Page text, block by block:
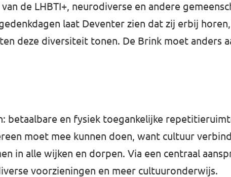
de LHBTI+, neurodiverse en andere
laat Deventer zien dat zij erbij
deze diversiteit tonen. De Brink moet anders
betaalbare en fysiek toegankelijke
moet mee kunnen doen, want cultuur
in alle wijken en dorpen. Via een centraal
voorzieningen en meer cultuuronderwijs.